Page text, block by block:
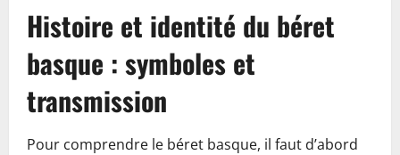
Histoire et identité du béret
basque : symboles et
transmission
Pour comprendre le béret basque, il faut d’abord